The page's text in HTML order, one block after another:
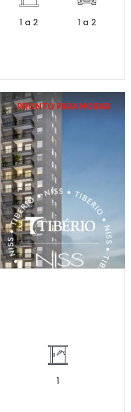
1 a 2 1 a 2
PRONTO PARA MORAR
1